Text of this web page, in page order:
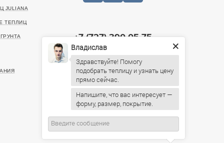
JULIANA
ТЕПЛИЦ
+7 (727) 390-05-75
20499, г. Алматы, Санаторная улица, 46
ИНН: 221140022903
Пн-Пт: 09:00 – 19:00,
Сб: 10:00 – 16:00, Вс: По
предварительному согласованию
Владислав
Здравствуйте! Помогу
подобрать теплицу и узнать цену
Напишите, что вас интересует —
форму, размер, покрытие.